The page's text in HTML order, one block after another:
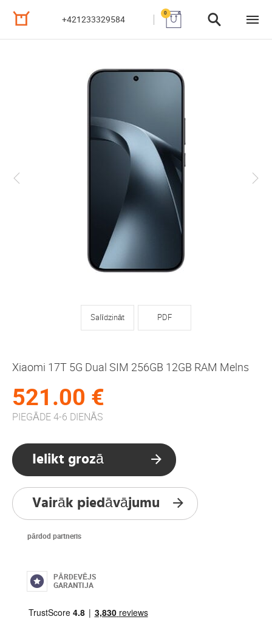
+421233329584
0
Salīdzināt PDF
Xiaomi 17T 5G Dual SIM 256GB 12GB RAM Melns
521.00 €
PIEGĀDE 4-6 DIENĀS
Ielikt grozā
Vairāk piedāvājumu
pārdod partneris
PĀRDEVĒJS
GARANTIJA